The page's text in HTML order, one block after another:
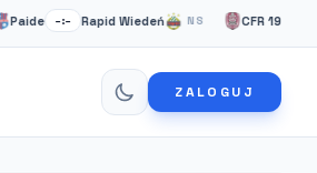
–:– Rapid Wiedeń NS CFR 1907 Cluj
ZALOGUJ